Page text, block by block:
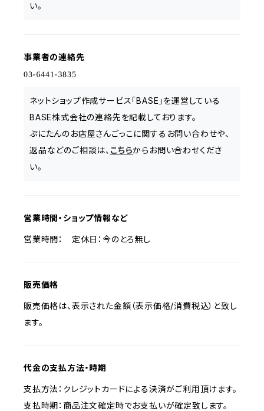
い。
事業者の連絡先
ネットショップ作成サービス「BASE」を運営している
BASE株式会社の連絡先を記載しております。
ぷにたんのお店屋さんごっこに関するお問い合わせや、
返品などのご相談は、 こちらからお問い合わせくださ
い。
営業時間・ショップ情報など
営業時間： 定休日：今のとろ無し
販売価格
販売価格は、表示された金額（表示価格/消費税込）と致し
ます。
代金の支払方法・時期
支払方法：クレジットカードによる決済がご利用頂けます。
支払時期：商品注文確定時でお支払いが確定致します。